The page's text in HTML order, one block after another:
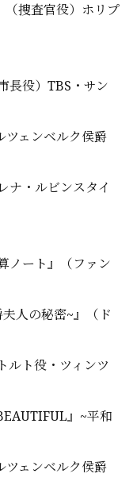
査官役）ホリプ
長役）TBS・サン
ェンベルク侯爵
ナ・ルビンスタイ
ート』（ファン
の秘密~』（ド
ルト役・ツィンツ
』~平和
ェンベルク侯爵